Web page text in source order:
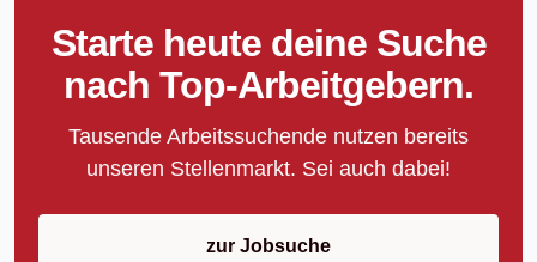
Starte heute deine Suche
nach Top-Arbeitgebern.
Tausende Arbeitssuchende nutzen bereits
unseren Stellenmarkt. Sei auch dabei!
zur Jobsuche